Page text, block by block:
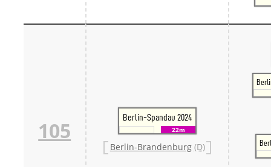
105
Berlin-Spandau 2024
22m
Berlin-Brandenburg (D)